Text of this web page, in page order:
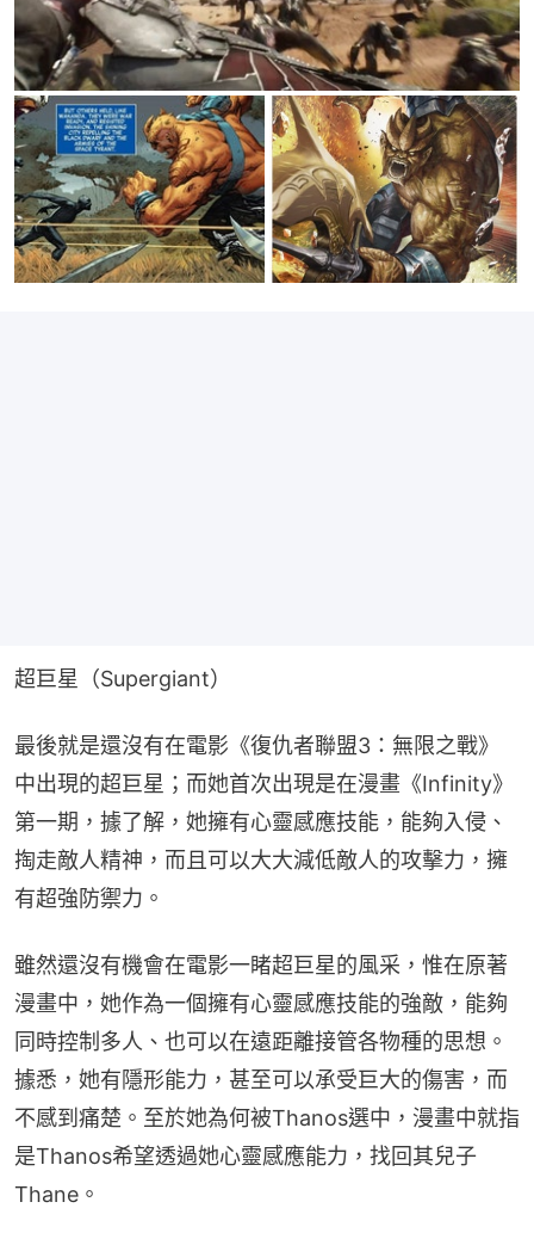
超巨星（Supergiant）
最後就是還沒有在電影《復仇者聯盟3：無限之戰》
中出現的超巨星；而她首次出現是在漫畫《Infinity》
第一期，據了解，她擁有心靈感應技能，能夠入侵、
掏走敵人精神，而且可以大大減低敵人的攻擊力，擁
有超強防禦力。
雖然還沒有機會在電影一睹超巨星的風采，惟在原著
漫畫中，她作為一個擁有心靈感應技能的強敵，能夠
同時控制多人、也可以在遠距離接管各物種的思想。
據悉，她有隱形能力，甚至可以承受巨大的傷害，而
不感到痛楚。至於她為何被Thanos選中，漫畫中就指
是Thanos希望透過她心靈感應能力，找回其兒子
Thane。